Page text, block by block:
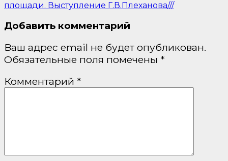
площади. Выступление Г.В.Плеханова///
Добавить комментарий
Ваш адрес email не будет опубликован.
Обязательные поля помечены *
Комментарий *